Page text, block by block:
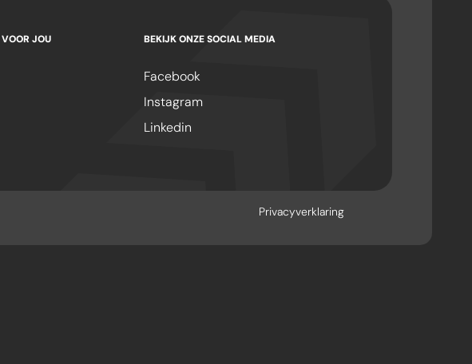
JOU BEKIJK ONZE SOCIAL MEDIA
Facebook
Instagram
Linkedin
Privacyverklaring